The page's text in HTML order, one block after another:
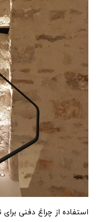
استفاده از چراغ دفنی